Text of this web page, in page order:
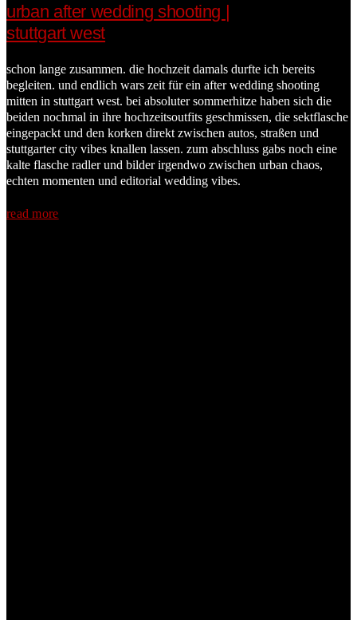
urban after wedding shooting |
stuttgart west
schon lange zusammen. die hochzeit damals durfte ich bereits
begleiten. und endlich wars zeit für ein after wedding shooting
mitten in stuttgart west. bei absoluter sommerhitze haben sich die
beiden nochmal in ihre hochzeitsoutfits geschmissen, die sektflasche
eingepackt und den korken direkt zwischen autos, straßen und
stuttgarter city vibes knallen lassen. zum abschluss gabs noch eine
kalte flasche radler und bilder irgendwo zwischen urban chaos,
echten momenten und editorial wedding vibes.
read more